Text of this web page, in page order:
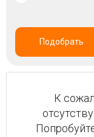
Вс:
21:00
Подобрать
К